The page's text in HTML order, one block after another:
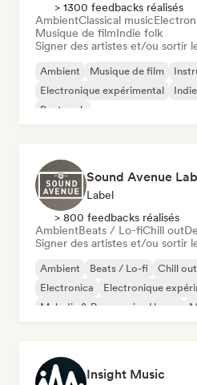
> 1300 feedbacks réalisés
AmbientClassical music
Musique de filmIndie folk
Signer des artistes et/ou sortir
Ambient Musique de film
Electronique expérimental
Post rock
Sound Avenue
Label
> 800 feedbacks réalisés
AmbientBeats / Lo-fiChill out
Signer des artistes et/ou sortir
Ambient Beats / Lo-fi Chill out
Electronica
Electronique
Melodic & Progressive House
Insight Music